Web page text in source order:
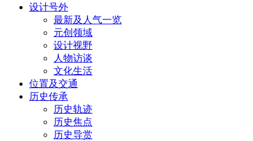
设计号外
最新及人气一览
元创领域
设计视野
人物访谈
文化生活
位置及交通
历史传承
历史轨迹
历史焦点
历史导赏